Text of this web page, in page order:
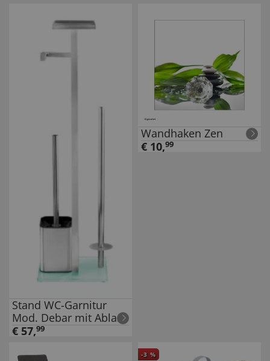
Stand WC-Garnitur
Mod. Debar mit Ablage
Edelstahl, rostfrei
€ 57,99
Wandhaken Zen
€ 10,99
-3 %